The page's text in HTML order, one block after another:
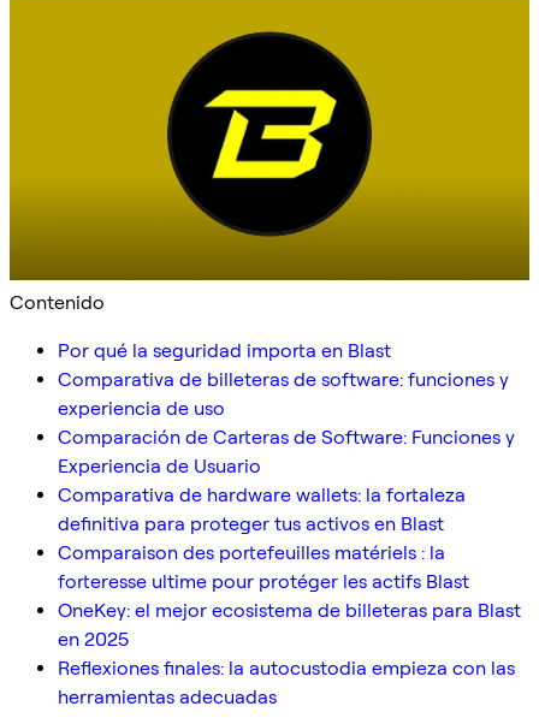
Contenido
Por qué la seguridad importa en Blast
Comparativa de billeteras de software: funciones y
experiencia de uso
Comparación de Carteras de Software: Funciones y
Experiencia de Usuario
Comparativa de hardware wallets: la fortaleza
definitiva para proteger tus activos en Blast
Comparaison des portefeuilles matériels : la
forteresse ultime pour protéger les actifs Blast
OneKey: el mejor ecosistema de billeteras para Blast
en 2025
Reflexiones finales: la autocustodia empieza con las
herramientas adecuadas